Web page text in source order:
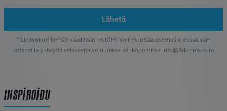
Lähetä
* Lihavoidut kentät vaaditaan. HUOM! Voit muuttaa asetuksia koska vain
ottamalla yhteyttä asiakaspalveluumme sähköpostitse info@3dprima.com
INSPIROIDU